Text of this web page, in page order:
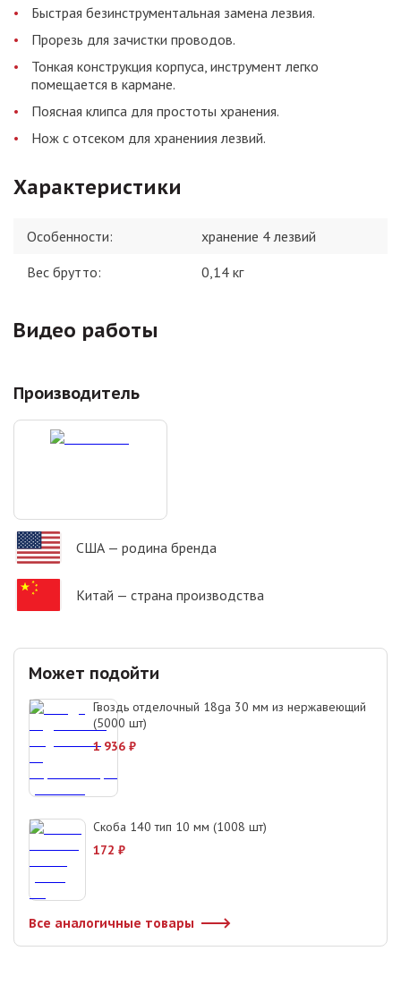
Быстрая безинструментальная замена лезвия.
Прорезь для зачистки проводов.
Тонкая конструкция корпуса, инструмент легко
помещается в кармане.
Поясная клипса для простоты хранения.
Нож с отсеком для хранениия лезвий.
Характеристики
Особенности:
хранение 4 лезвий
Вес брутто:
0,14 кг
Видео работы
Производитель
США — родина бренда
Китай — страна производства
Может подойти
Гвоздь отделочный 18ga 30 мм из нержавеющий
(5000 шт)
1 936 ₽
Скоба 140 тип 10 мм (1008 шт)
172 ₽
Все аналогичные товары